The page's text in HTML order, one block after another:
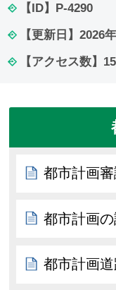
【ID】 P-4290
【更新日】 2026
【アクセス数】
都市計画
都市計画
都市計画